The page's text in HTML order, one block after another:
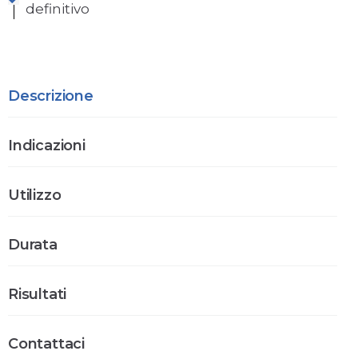
definitivo
Descrizione
Indicazioni
Utilizzo
Durata
Risultati
Contattaci